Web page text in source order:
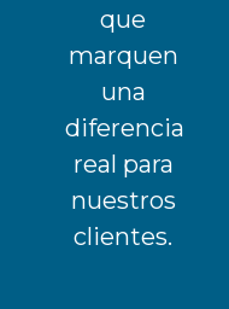
que
marquen
una
diferencia
real para
nuestros
clientes.